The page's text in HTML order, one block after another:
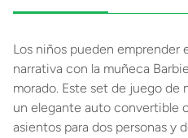
Los niños pueden emprender
narrativa con la muñeca
morado. Este set de juego de
un elegante auto convertible
asientos para dos personas y